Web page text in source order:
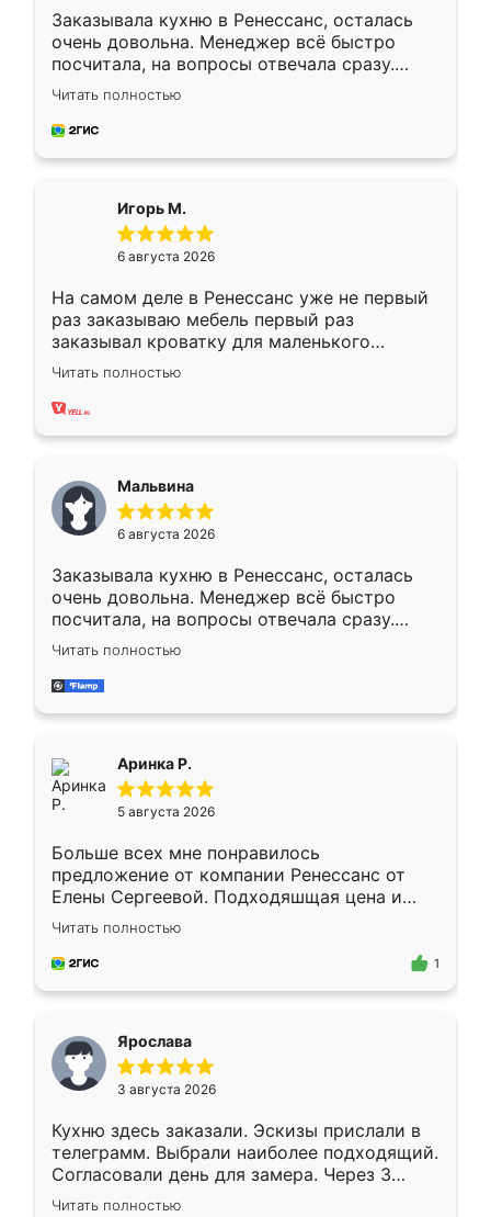
Заказывала кухню в Ренессанс, осталась
очень довольна. Менеджер всё быстро
посчитала, на вопросы отвечала сразу.
Замерщик приехал в субботу, подошёл к
делу со всей ответственностью. Собрали
за день, ребята работали аккуратно, даже
Читать полностью
Игорь М.
6 августа 2026
На самом деле в Ренессанс уже не первый
раз заказываю мебель первый раз
заказывал кроватку для маленького
ребёнка при его рождении ,во второй раз
заказал шкаф-купе. По качеству очень
хорошее сборка достаточно быстрая,
меньше, здесь же он более разнообразный.
Мне нравится ,если что-то потребуется из
мебели буду заказывать только здесь.
Читать полностью
Мальвина
6 августа 2026
Заказывала кухню в Ренессанс, осталась
очень довольна. Менеджер всё быстро
посчитала, на вопросы отвечала сразу.
Замерщик приехал в субботу, подошёл к
делу со всей ответственностью. Собрали
за день, ребята работали аккуратно, даже
Читать полностью
Аринка Р.
5 августа 2026
Больше всех мне понравилось
предложение от компании Ренессанс от
Елены Сергеевой. Подходяшщая цена и
короткие сроки изготовления. Приехавший
для замера сотрудник Владислав
предложил по моему эскизу самый
Читать полностью
1
Ярослава
3 августа 2026
Кухню здесь заказали. Эскизы прислали в
телеграмм. Выбрали наиболее подходящий.
Согласовали день для замера. Через 3
недели кухня была уже готова. Остались
Читать полностью